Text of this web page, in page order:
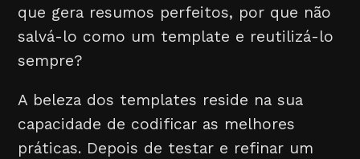
que gera resumos perfeitos, por que não
salvá-lo como um template e reutilizá-lo
sempre?
A beleza dos templates reside na sua
capacidade de codificar as melhores
práticas. Depois de testar e refinar um